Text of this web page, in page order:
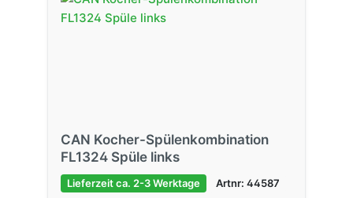
CAN Kocher-Spülenkombination
FL1324 Spüle links
Lieferzeit ca. 2-3 Werktage Artnr: 44587